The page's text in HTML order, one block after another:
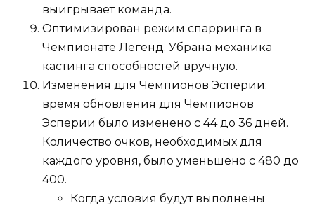
выигрывает команда.
Оптимизирован режим спарринга в
Чемпионате Легенд. Убрана механика
кастинга способностей вручную.
Изменения для Чемпионов Эсперии:
время обновления для Чемпионов
Эсперии было изменено с 44 до 36 дней.
Количество очков, необходимых для
каждого уровня, было уменьшено с 480 до
400.
Когда условия будут выполнены